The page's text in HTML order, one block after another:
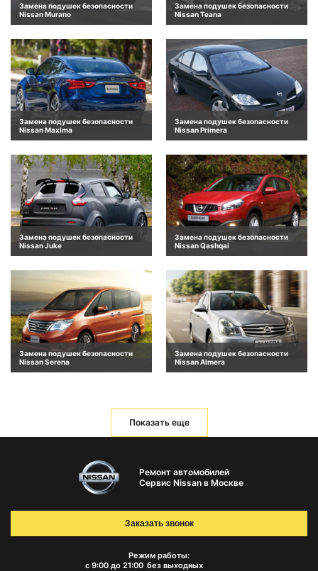
Замена подушек безопасности
Nissan Murano
Замена подушек безопасности
Nissan Teana
Замена подушек безопасности
Nissan Maxima
Замена подушек безопасности
Nissan Primera
Замена подушек безопасности
Nissan Juke
Замена подушек безопасности
Nissan Qashqai
Замена подушек безопасности
Nissan Serena
Замена подушек безопасности
Nissan Almera
Показать еще
Ремонт автомобилей
Сервис Nissan в Москве
Режим работы:
с 9:00 до 21:00 без выходных
Заказать звонок